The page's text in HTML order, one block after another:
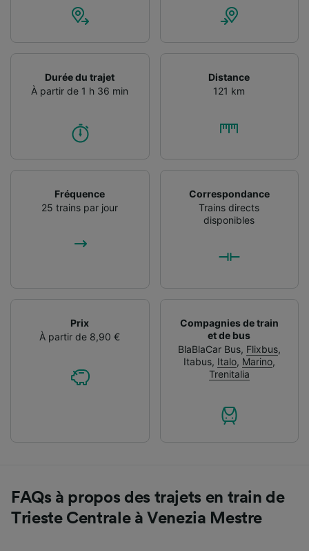
Durée du trajet
À partir de 1 h 36 min
Distance
121 km
Fréquence
25 trains par jour
Correspondance
Trains directs
disponibles
Prix
À partir de 8,90 €
Compagnies de train
et de bus
BlaBlaCar Bus, Flixbus,
Itabus, Italo, Marino,
Trenitalia
FAQs à propos des trajets en train de
Trieste Centrale à Venezia Mestre